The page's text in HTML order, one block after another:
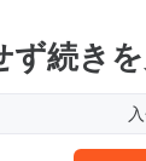
ず続き